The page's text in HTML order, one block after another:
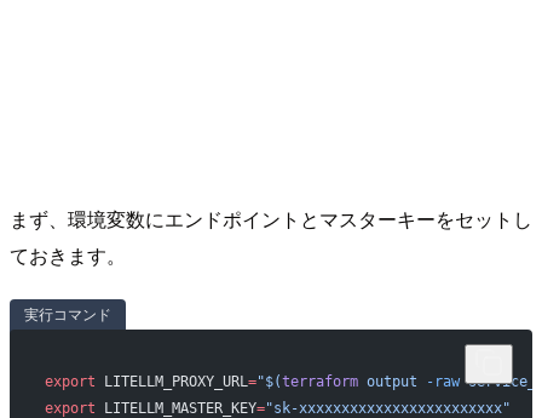
まず、環境変数にエンドポイントとマスターキーをセットし
ておきます。
実行コマンド
export LITELLM_PROXY_URL="$(terraform output -raw
export LITELLM_MASTER_KEY="sk-xxxxxxxxxxxxxxxxxxxxxxxx"